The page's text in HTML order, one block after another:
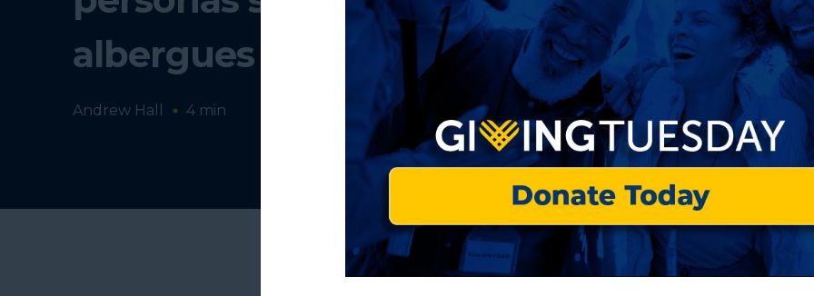
albergues
Andrew Hall 4 min